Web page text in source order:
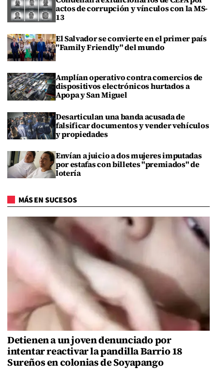
actos de corrupción y vínculos con la MS-
13
El Salvador se convierte en el primer país
"Family Friendly" del mundo
Amplían operativo contra comercios de
dispositivos electrónicos hurtados a
Apopa y San Miguel
Desarticulan una banda acusada de
falsificar documentos y vender vehículos
y propiedades
Envían a juicio a dos mujeres imputadas
por estafas con billetes "premiados" de
lotería
MÁS EN SUCESOS
Detienen a un joven denunciado por
intentar reactivar la pandilla Barrio 18
Sureños en colonias de Soyapango